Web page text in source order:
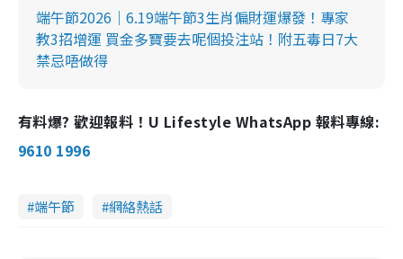
端午節2026｜6.19端午節3生肖偏財運爆發！專家
教3招增運 買金多寶要去呢個投注站！附五毒日7大
禁忌唔做得
有料爆? 歡迎報料！U Lifestyle WhatsApp 報料專線:
9610 1996
端午節 網絡熱話